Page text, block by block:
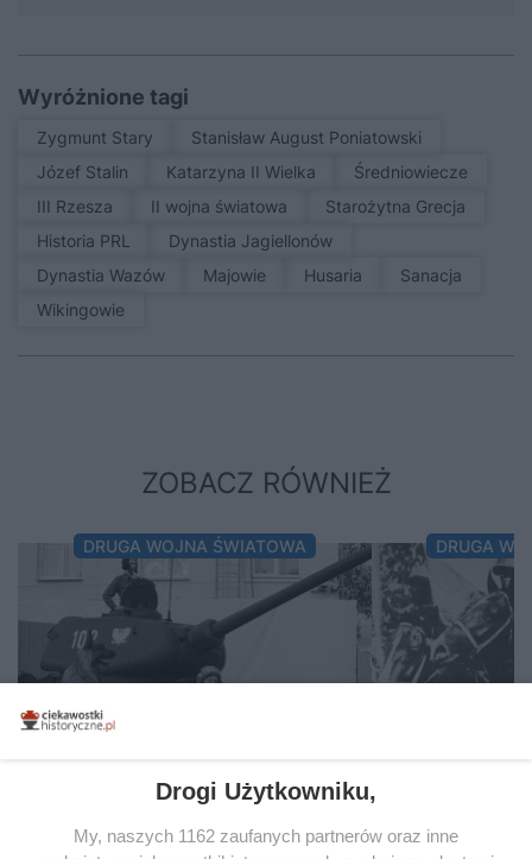
Wyróżnione tagi
Zygmunt Stary
Stanisław August Poniatowski
Józef Stalin
Katarzyna II Wielka
średniowiecze
III Rzesza
II wojna światowa
Starożytna Grecja
Historia PRL
Dynastia Jagiellonów
Dynastia Wazów
Majowie Husaria
sanacja
Wikingowie
ZOBACZ RÓWNIEŻ
DRUGA WOJNA ŚWIATOWA DRUGA
Drogi Użytkowniku,
My, naszych 1162 zaufanych partnerów oraz inne